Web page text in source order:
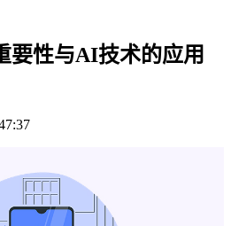
要性与AI技术的应用